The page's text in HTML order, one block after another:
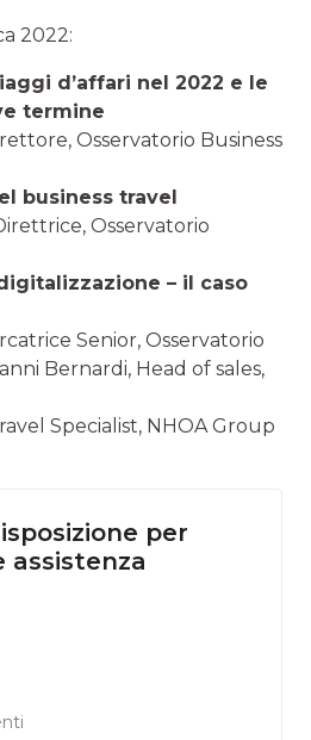
2022:
d’affari nel 2022 e le
termine
Osservatorio Business
business travel
Osservatorio
– il caso
Senior, Osservatorio
Bernardi, Head of sales,
Specialist, NHOA Group
per
assistenza